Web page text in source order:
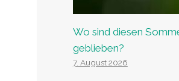
Wo sind diesen
geblieben?
7. August 2026